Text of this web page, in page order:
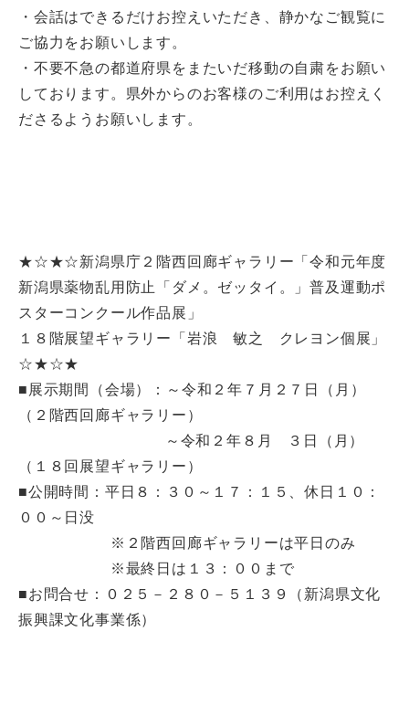
・会話はできるだけお控えいただき、静かなご観覧に
ご協力をお願いします。
・不要不急の都道府県をまたいだ移動の自粛をお願い
しております。県外からのお客様のご利用はお控えく
ださるようお願いします。
★☆★☆新潟県庁２階西回廊ギャラリー「令和元年度
新潟県薬物乱用防止「ダメ。ゼッタイ。」普及運動ポ
スターコンクール作品展」
１８階展望ギャラリー「岩浪 敏之 クレヨン個展」
☆★☆★
■展示期間（会場）：～令和２年７月２７日（月）
（２階西回廊ギャラリー）
～令和２年８月 ３日（月）
（１８回展望ギャラリー）
■公開時間：平日８：３０～１７：１５、休日１０：
００～日没
※２階西回廊ギャラリーは平日のみ
※最終日は１３：００まで
■お問合せ：０２５－２８０－５１３９（新潟県文化
振興課文化事業係）